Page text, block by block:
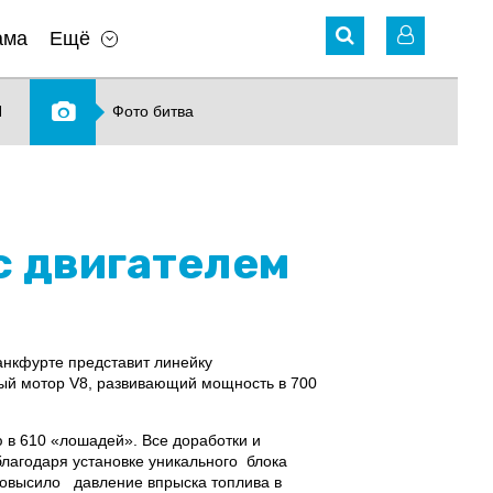
Ещё
Фото битва
двигателем
представит линейку
мотор V8, развивающий мощность в 700
в 610 «лошадей». Все доработки и
установке уникального блока
давление впрыска топлива в